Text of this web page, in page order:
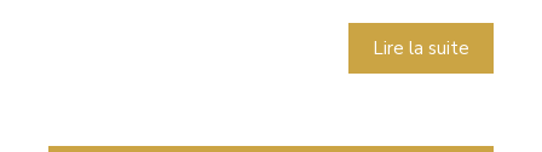
Lire la suite